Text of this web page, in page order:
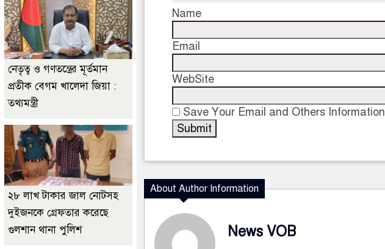
Name
Email
WebSite
Save Your Email and Others Information
About Author Information
News VOB
নেতৃত্ব ও গণতন্ত্রের মূর্তমান
প্রতীক বেগম খালেদা জিয়া :
তথ্যমন্ত্রী
২৮ লাখ টাকার জাল নোটসহ
দুইজনকে গ্রেফতার করেছে
গুলশান থানা পুলিশ